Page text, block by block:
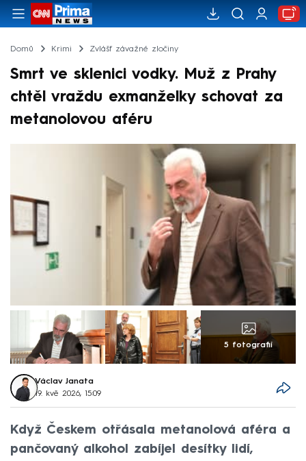
Domů Krimi Zvlášť závažné zločiny
Smrt ve sklenici vodky. Muž z Prahy
chtěl vraždu exmanželky schovat za
metanolovou aféru
5 fotografií
Václav Janata
19. kvě 2026, 15:09
Když Českem otřásala metanolová aféra a
pančovaný alkohol zabíjel desítky lidí,